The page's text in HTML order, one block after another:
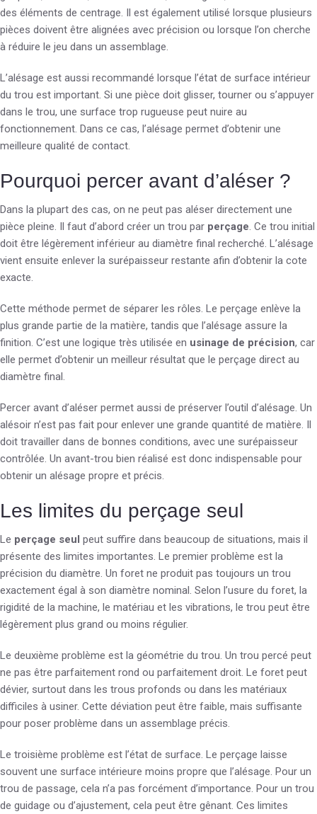
des éléments de centrage. Il est également utilisé lorsque plusieurs
pièces doivent être alignées avec précision ou lorsque l’on cherche
à réduire le jeu dans un assemblage.
L’alésage est aussi recommandé lorsque l’état de surface intérieur
du trou est important. Si une pièce doit glisser, tourner ou s’appuyer
dans le trou, une surface trop rugueuse peut nuire au
fonctionnement. Dans ce cas, l’alésage permet d’obtenir une
meilleure qualité de contact.
Pourquoi percer avant d’aléser ?
Dans la plupart des cas, on ne peut pas aléser directement une
pièce pleine. Il faut d’abord créer un trou par perçage. Ce trou initial
doit être légèrement inférieur au diamètre final recherché. L’alésage
vient ensuite enlever la surépaisseur restante afin d’obtenir la cote
exacte.
Cette méthode permet de séparer les rôles. Le perçage enlève la
plus grande partie de la matière, tandis que l’alésage assure la
finition. C’est une logique très utilisée en usinage de précision, car
elle permet d’obtenir un meilleur résultat que le perçage direct au
diamètre final.
Percer avant d’aléser permet aussi de préserver l’outil d’alésage. Un
alésoir n’est pas fait pour enlever une grande quantité de matière. Il
doit travailler dans de bonnes conditions, avec une surépaisseur
contrôlée. Un avant-trou bien réalisé est donc indispensable pour
obtenir un alésage propre et précis.
Les limites du perçage seul
Le perçage seul peut suffire dans beaucoup de situations, mais il
présente des limites importantes. Le premier problème est la
précision du diamètre. Un foret ne produit pas toujours un trou
exactement égal à son diamètre nominal. Selon l’usure du foret, la
rigidité de la machine, le matériau et les vibrations, le trou peut être
légèrement plus grand ou moins régulier.
Le deuxième problème est la géométrie du trou. Un trou percé peut
ne pas être parfaitement rond ou parfaitement droit. Le foret peut
dévier, surtout dans les trous profonds ou dans les matériaux
difficiles à usiner. Cette déviation peut être faible, mais suffisante
pour poser problème dans un assemblage précis.
Le troisième problème est l’état de surface. Le perçage laisse
souvent une surface intérieure moins propre que l’alésage. Pour un
trou de passage, cela n’a pas forcément d’importance. Pour un trou
de guidage ou d’ajustement, cela peut être gênant. Ces limites